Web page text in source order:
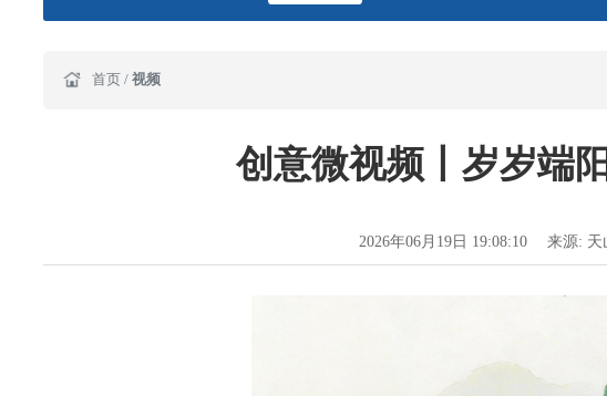
首页 / 视频
创意微视频丨岁岁端
2026年06月19日 19:08:10 来源: 天